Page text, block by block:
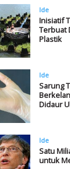
Ide
Inisiatif
Terbuat
Plastik
Ide
Sarung
Didaur
Ide
Satu
untuk